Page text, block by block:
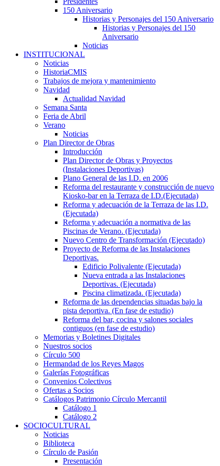
150 Aniversario
Historias y Personajes del 150 Aniversario
Historias y Personajes del 150
Aniversario
Noticias
INSTITUCIONAL
Noticias
HistoriaCMIS
Trabajos de mejora y mantenimiento
Navidad
Actualidad Navidad
Semana Santa
Feria de Abril
Verano
Noticias
Plan Director de Obras
Introducción
Plan Director de Obras y Proyectos
(Instalaciones Deportivas)
Plano General de las I.D. en 2006
Reforma del restaurante y construcción de nuevo
Kiosko-bar en la Terraza de I.D.(Ejecutada)
Reforma y adecuación de la Terraza de las I.D.
(Ejecutada)
Reforma y adecuación a normativa de las
Piscinas de Verano. (Ejecutada)
Nuevo Centro de Transformación (Ejecutado)
Proyecto de Reforma de las Instalaciones
Deportivas.
Edificio Polivalente (Ejecutada)
Nueva entrada a las Instalaciones
Deportivas. (Ejecutada)
Piscina climatizada. (Ejecutada)
Reforma de las dependencias situadas bajo la
pista deportiva. (En fase de estudio)
Reforma del bar, cocina y salones sociales
contiguos (en fase de estudio)
Memorias y Boletines Digitales
Nuestros socios
Círculo 500
Hermandad de los Reyes Magos
Galerías Fotográficas
Convenios Colectivos
Ofertas a Socios
Catálogos Patrimonio Círculo Mercantil
Catálogo 1
Catálogo 2
SOCIOCULTURAL
Noticias
Biblioteca
Círculo de Pasión
Presentación